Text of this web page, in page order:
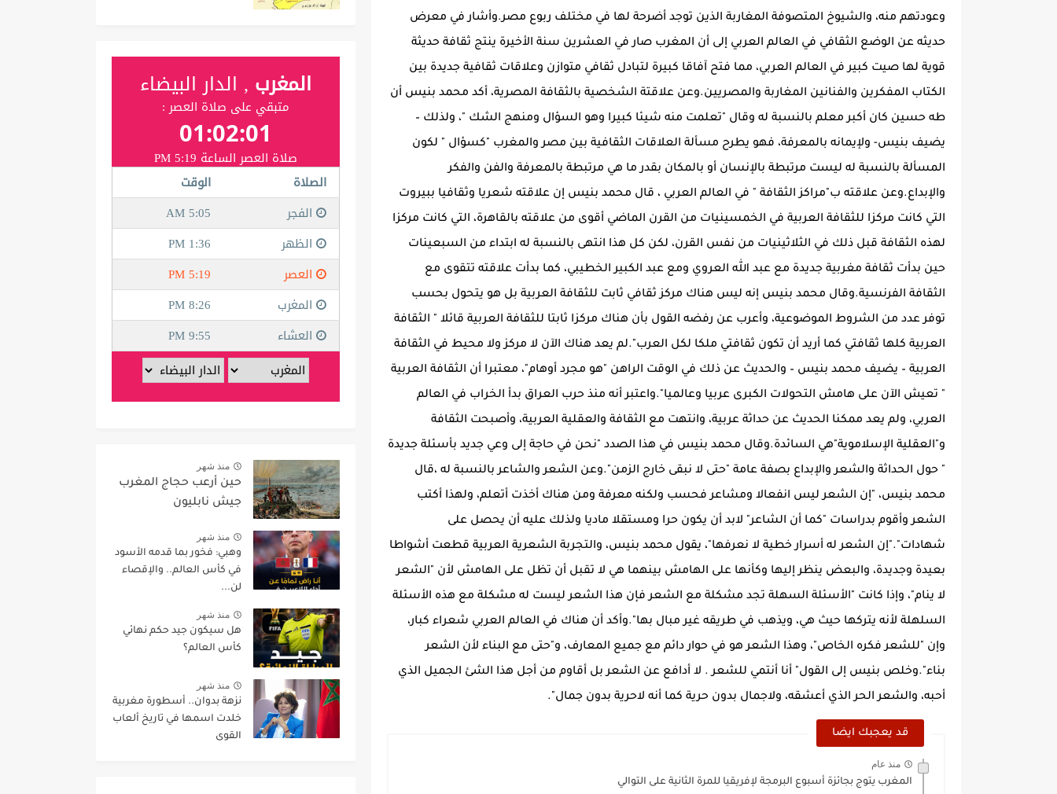
وعودتهم منه، والشيوخ المتصوفة المغاربة الذين توجد أضرحة لها في مختلف ربوع مصر.وأشار في معرض
حديثه عن الوضع الثقافي في العالم العربي إلى أن المغرب صار في العشرين سنة الأخيرة ينتج ثقافة حديثة
قوية لها صيت كبير في العالم العربي، مما فتح آفاقا كبيرة لتبادل ثقافي متوازن وعلاقات ثقافية جديدة بين
الكتاب المفكرين والفنانين المغاربة والمصريين.وعن علاقتة الشخصية بالثقافة المصرية، أكد محمد بنيس أن
طه حسين كان أكبر معلم بالنسبة له وقال "تعلمت منه شيئا كبيرا وهو السؤال ومنهج الشك "، ولذلك –
يضيف بنيس- ولإيمانه بالمعرفة، فهو يطرح مسألة العلاقات الثقافية بين مصر والمغرب "كسؤال " لكون
المسألة بالنسبة له ليست مرتبطة بالإنسان أو بالمكان بقدر ما هي مرتبطة بالمعرفة والفن والفكر
والإبداع.وعن علاقته ب"مراكز الثقافة " في العالم العربي ، قال محمد بنيس إن علاقته شعريا وثقافيا ببيروت
التي كانت مركزا للثقافة العربية في الخمسينيات من القرن الماضي أقوى من علاقته بالقاهرة، التي كانت مركزا
لهذه الثقافة قبل ذلك في الثلاثينيات من نفس القرن، لكن كل هذا انتهى بالنسبة له ابتداء من السبعينات
حين بدأت ثقافة مغربية جديدة مع عبد الله العروي ومع عبد الكبير الخطيبي، كما بدأت علاقته تتقوى مع
الثقافة الفرنسية.وقال محمد بنيس إنه ليس هناك مركز ثقافي ثابت للثقافة العربية بل هو يتحول بحسب
توفر عدد من الشروط الموضوعية، وأعرب عن رفضه القول بأن هناك مركزا ثابتا للثقافة العربية قائلا " الثقافة
العربية كلها ثقافتي كما أريد أن تكون ثقافتي ملكا لكل العرب".لم يعد هناك الآن لا مركز ولا محيط في الثقافة
العربية – يضيف محمد بنيس – والحديث عن ذلك في الوقت الراهن "هو مجرد أوهام"، معتبرا أن الثقافة العربية
" تعيش الآن على هامش التحولات الكبرى عربيا وعالميا".واعتبر أنه منذ حرب العراق بدأ الخراب في العالم
العربي، ولم يعد ممكنا الحديث عن حداثة عربية، وانتهت مع الثقافة والعقلية العربية، وأصبحت الثقافة
و"العقلية الإسلاموية"هي السائدة.وقال محمد بنيس في هذا الصدد "نحن في حاجة إلى وعي جديد بأسئلة جديدة
" حول الحداثة والشعر والإبداع بصفة عامة "حتى لا نبقى خارج الزمن".وعن الشعر والشاعر بالنسبة له ،قال
محمد بنيس، "إن الشعر ليس انفعالا ومشاعر فحسب ولكنه معرفة ومن هناك أخذت أتعلم، ولهذا أكتب
الشعر وأقوم بدراسات "كما أن الشاعر" لابد أن يكون حرا ومستقلا ماديا ولذلك عليه أن يحصل على
شهادات"."إن الشعر له أسرار خطية لا نعرفها"، يقول محمد بنيس، والتجربة الشعرية العربية قطعت أشواطا
بعيدة وجديدة، والبعض ينظر إليها وكأنها على الهامش بينهما هي لا تقبل أن تظل على الهامش لأن "الشعر
لا ينام"، وإذا كانت "الأسئلة السهلة تجد مشكلة مع الشعر فإن هذا الشعر ليست له مشكلة مع هذه الأسئلة
السلهلة لأنه يتركها حيث هي، ويذهب في طريقه غير مبال بها".وأكد أن هناك في العالم العربي شعراء كبار،
وإن "للشعر فكره الخاص"، وهذا الشعر هو في حوار دائم مع جميع المعارف، و"حتى مع البناء لأن الشعر
بناء".وخلص بنيس إلى القول" أنا أنتمي للشعر . لا أدافع عن الشعر بل أقاوم من أجل هذا الشئ الجميل الذي
أحبه، والشعر الحر الذي أعشقه، ولاجمال بدون حرية كما أنه لاحرية بدون جمال".
قد يعجبك ايضا
منذ عام
المغرب يتوج بجائزة أسبوع البرمجة لإفريقيا للمرة الثانية على التوالي
منذ شهر
حين أرعب حجاج المغرب
جيش نابليون
منذ شهر
وهبي: فخور بما قدمه الأسود
في كأس العالم.. والإقصاء
لن...
منذ شهر
هل سيكون جيد حكم نهائي
كأس العالم؟
منذ شهر
نزهة بدوان.. أسطورة مغربية
خلدت اسمها في تاريخ ألعاب
القوى